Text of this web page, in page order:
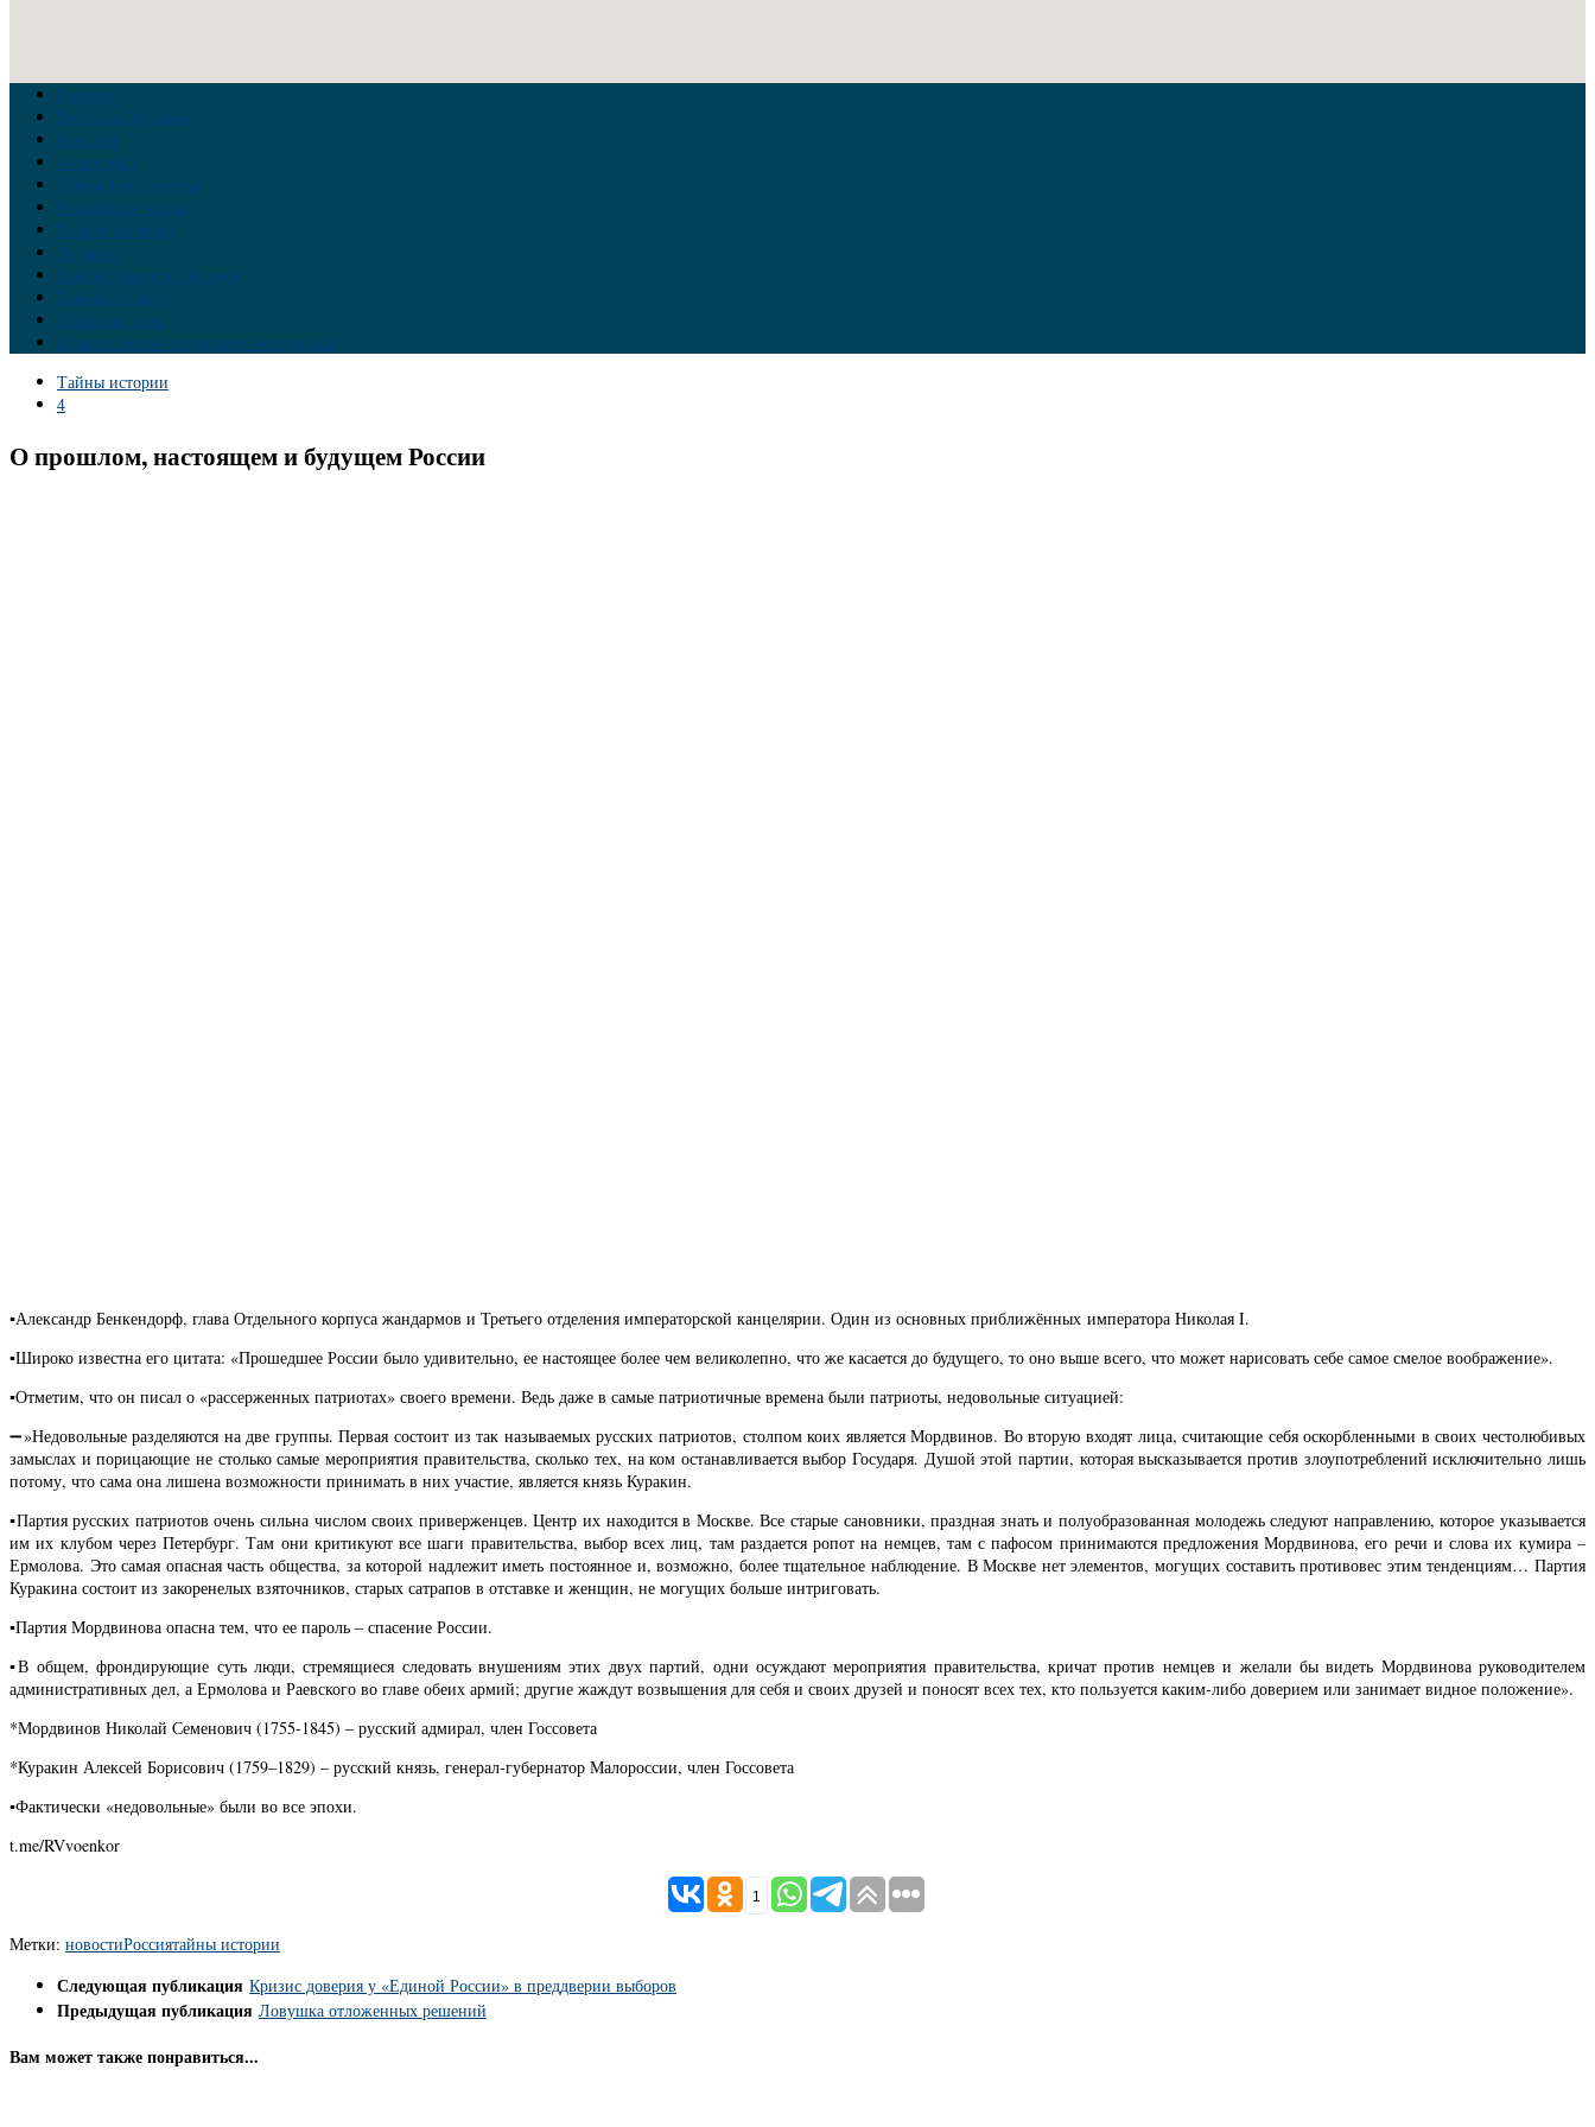
Главная
Война на Украине
Новости
Аналитика
Тайны Геополитики
Российские элиты
Теория заговора
Украина
Новый Мировой Порядок
Тайны истории
Обратная связь
Правила комментирования материалов
Тайны истории
4
О прошлом, настоящем и будущем России
▪️Александр Бенкендорф, глава Отдельного корпуса жандармов и Третьего отделения императорской канцелярии. Один из основных приближённых императора Николая I.
▪️Широко известна его цитата: «Прошедшее России было удивительно, ее настоящее более чем великолепно, что же касается до будущего, то оно выше всего, что может нарисовать себе самое смелое воображение».
▪️Отметим, что он писал о «рассерженных патриотах» своего времени. Ведь даже в самые патриотичные времена были патриоты, недовольные ситуацией:
➖»Недовольные разделяются на две группы. Первая состоит из так называемых русских патриотов, столпом коих является Мордвинов. Во вторую входят лица, считающие себя оскорбленными в своих честолюбивых
замыслах и порицающие не столько самые мероприятия правительства, сколько тех, на ком останавливается выбор Государя. Душой этой партии, которая высказывается против злоупотреблений исключительно лишь
потому, что сама она лишена возможности принимать в них участие, является князь Куракин.
▪️Партия русских патриотов очень сильна числом своих приверженцев. Центр их находится в Москве. Все старые сановники, праздная знать и полуобразованная молодежь следуют направлению, которое указывается
им их клубом через Петербург. Там они критикуют все шаги правительства, выбор всех лиц, там раздается ропот на немцев, там с пафосом принимаются предложения Мордвинова, его речи и слова их кумира –
Ермолова. Это самая опасная часть общества, за которой надлежит иметь постоянное и, возможно, более тщательное наблюдение. В Москве нет элементов, могущих составить противовес этим тенденциям… Партия
Куракина состоит из закоренелых взяточников, старых сатрапов в отставке и женщин, не могущих больше интриговать.
▪️Партия Мордвинова опасна тем, что ее пароль – спасение России.
▪️В общем, фрондирующие суть люди, стремящиеся следовать внушениям этих двух партий, одни осуждают мероприятия правительства, кричат против немцев и желали бы видеть Мордвинова руководителем
административных дел, а Ермолова и Раевского во главе обеих армий; другие жаждут возвышения для себя и своих друзей и поносят всех тех, кто пользуется каким-либо доверием или занимает видное положение».
*Мордвинов Николай Семенович (1755-1845) – русский адмирал, член Госсовета
*Куракин Алексей Борисович (1759–1829) – русский князь, генерал-губернатор Малороссии, член Госсовета
▪️Фактически «недовольные» были во все эпохи.
t.me/RVvoenkor
1
Метки: новостиРоссиятайны истории
Следующая публикация Кризис доверия у «Единой России» в преддверии выборов
Предыдущая публикация Ловушка отложенных решений
Вам может также понравиться...